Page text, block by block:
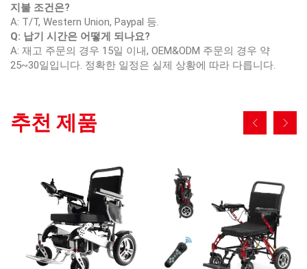
지불 조건은?
A: T/T, Western Union, Paypal 등.
Q: 납기 시간은 어떻게 되나요?
A: 재고 주문의 경우 15일 이내, OEM&ODM 주문의 경우 약
25~30일입니다. 정확한 일정은 실제 상황에 따라 다릅니다.
추천 제품